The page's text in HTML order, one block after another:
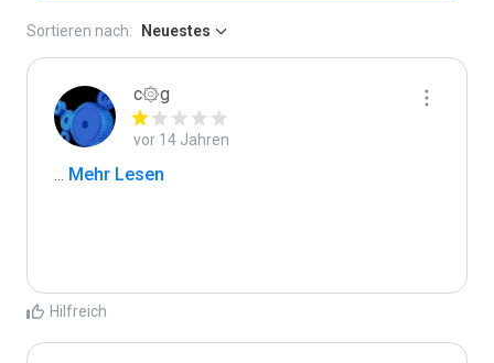
Sortieren nach: Neuestes
c۞g
vor 14 Jahren
... Mehr Lesen
Hilfreich